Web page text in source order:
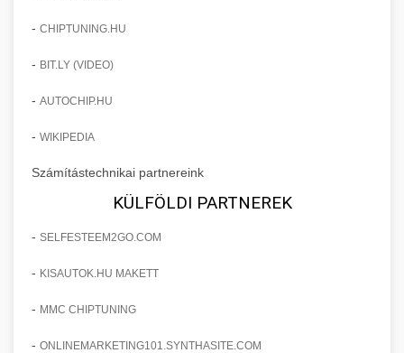
- CHIPTUNING.HU
- BIT.LY (VIDEO)
- AUTOCHIP.HU
- WIKIPEDIA
Számítástechnikai partnereink
KÜLFÖLDI PARTNEREK
- SELFESTEEM2GO.COM
- KISAUTOK.HU MAKETT
- MMC CHIPTUNING
- ONLINEMARKETING101.SYNTHASITE.COM